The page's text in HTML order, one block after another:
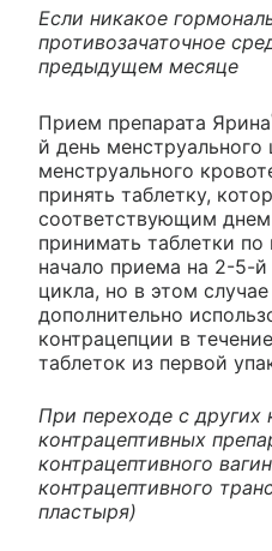
Если никакое
противозачаточное
предыдущем месяце
Прием препарата Ярина
й день менструального
менструального
принять таблетку,
соответствующим
принимать таблетки по
начало приема на 2-5-й
цикла, но в этом
дополнительно
контрацепции в
таблеток из первой
При переходе с других
контрацептивных
контрацептивного
контрацептивного
пластыря)